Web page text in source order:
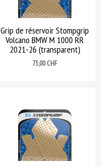
Grip de réservoir Stompgrip
Volcano BMW M 1000 RR
2021-26 (transparent)
Prix
73,00 CHF